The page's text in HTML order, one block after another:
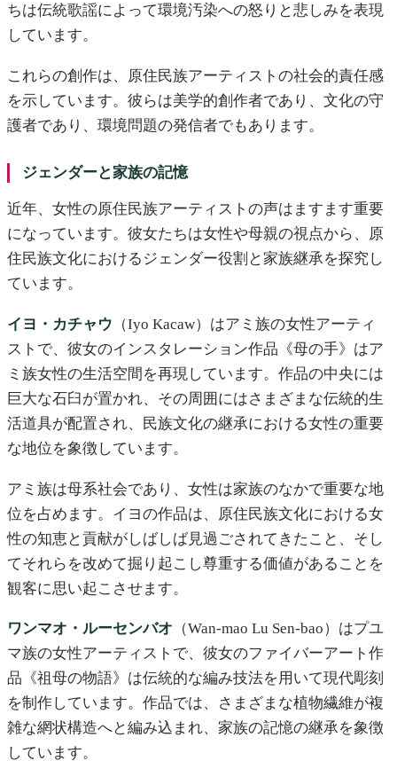
ちは伝統歌謡によって環境汚染への怒りと悲しみを表現
しています。
これらの創作は、原住民族アーティストの社会的責任感
を示しています。彼らは美学的創作者であり、文化の守
護者であり、環境問題の発信者でもあります。
ジェンダーと家族の記憶
近年、女性の原住民族アーティストの声はますます重要
になっています。彼女たちは女性や母親の視点から、原
住民族文化におけるジェンダー役割と家族継承を探究し
ています。
イヨ・カチャウ （Iyo Kacaw）はアミ族の女性アーティ
ストで、彼女のインスタレーション作品《母の手》はア
ミ族女性の生活空間を再現しています。作品の中央には
巨大な石臼が置かれ、その周囲にはさまざまな伝統的生
活道具が配置され、民族文化の継承における女性の重要
な地位を象徴しています。
アミ族は母系社会であり、女性は家族のなかで重要な地
位を占めます。イヨの作品は、原住民族文化における女
性の知恵と貢献がしばしば見過ごされてきたこと、そし
てそれらを改めて掘り起こし尊重する価値があることを
観客に思い起こさせます。
ワンマオ・ルーセンバオ （Wan-mao Lu Sen-bao）はプユ
マ族の女性アーティストで、彼女のファイバーアート作
品《祖母の物語》は伝統的な編み技法を用いて現代彫刻
を制作しています。作品では、さまざまな植物繊維が複
雑な網状構造へと編み込まれ、家族の記憶の継承を象徴
しています。